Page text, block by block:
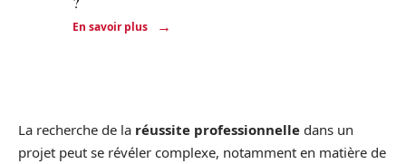
En savoir plus
La recherche de la réussite professionnelle dans un
projet peut se révéler complexe, notamment en matière de